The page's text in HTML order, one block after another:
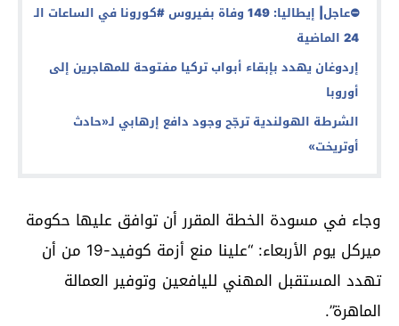
⛔
عاجل‬⁩| إيطاليا‬⁩: 149 وفاة بفيروس ⁧‫#كورونا‬⁩ في الساعات الـ
24 الماضية
إردوغان يهدد بإبقاء أبواب تركيا مفتوحة للمهاجرين إلى
أوروبا
الشرطة الهولندية ترجّح وجود دافع إرهابي لـ«حادث
أوتريخت»
وجاء في مسودة الخطة المقرر أن توافق عليها حكومة
ميركل يوم الأربعاء: “علينا منع أزمة كوفيد-19 من أن
تهدد المستقبل المهني لليافعين وتوفير العمالة
الماهرة”.